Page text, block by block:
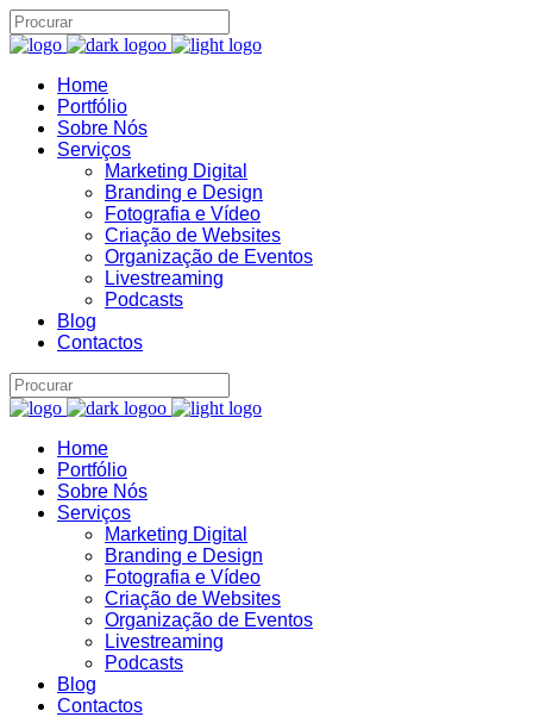
Home
Portfólio
Sobre Nós
Serviços
Marketing Digital
Branding e Design
Fotografia e Vídeo
Criação de Websites
Organização de Eventos
Livestreaming
Podcasts
Blog
Contactos
Home
Portfólio
Sobre Nós
Serviços
Marketing Digital
Branding e Design
Fotografia e Vídeo
Criação de Websites
Organização de Eventos
Livestreaming
Podcasts
Blog
Contactos
B22
Assistente IA · Brand22
Online
03:55